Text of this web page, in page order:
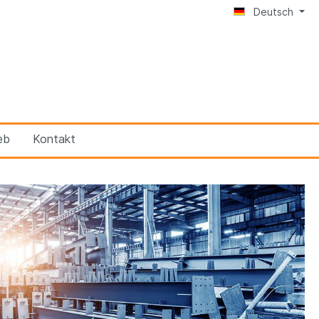
Deutsch
Kontakt
BRUNOX® 1-K-FILLER
BRUNOX® Lubri-Food®